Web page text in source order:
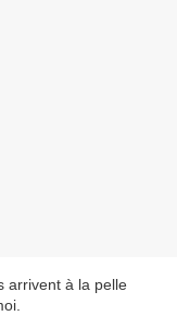
arrivent à la pelle